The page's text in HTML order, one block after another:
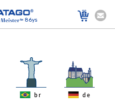
86ys